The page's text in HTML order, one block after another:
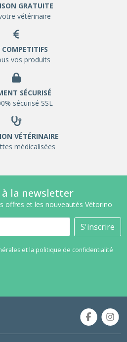
GRATUITE
vétérinaire
COMPETITIFS
vos produits
SÉCURISÉ
sécurisé SSL
VÉTÉRINAIRE
médicalisées
à la newsletter
offres et les nouveautés Vétorino
S'inscrire
et la politique de confidentialité